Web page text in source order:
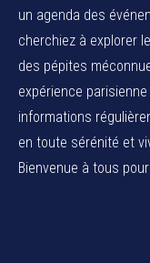
un agenda des
cherchiez à explorer
des pépites
expérience
informations
en toute sérénité et
Bienvenue à tous